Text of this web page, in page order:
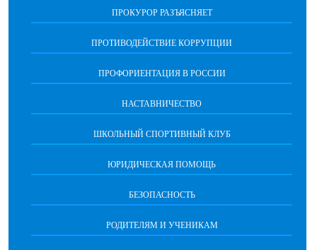
ПРОКУРОР РАЗЪЯСНЯЕТ
ПРОТИВОДЕЙСТВИЕ КОРРУПЦИИ
ПРОФОРИЕНТАЦИЯ В РОССИИ
НАСТАВНИЧЕСТВО
ШКОЛЬНЫЙ СПОРТИВНЫЙ КЛУБ
ЮРИДИЧЕСКАЯ ПОМОЩЬ
БЕЗОПАСНОСТЬ
РОДИТЕЛЯМ И УЧЕНИКАМ